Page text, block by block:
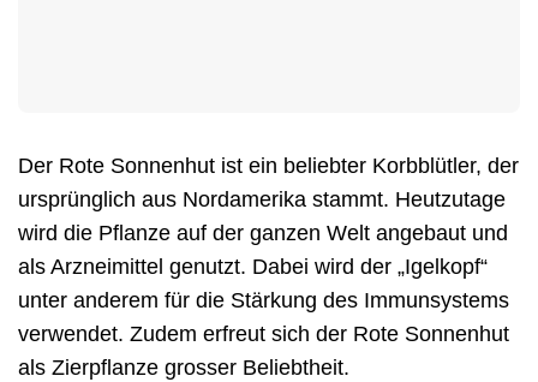
Der Rote Sonnenhut ist ein beliebter Korbblütler, der
ursprünglich aus Nordamerika stammt. Heutzutage
wird die Pflanze auf der ganzen Welt angebaut und
als Arzneimittel genutzt. Dabei wird der „Igelkopf“
unter anderem für die Stärkung des Immunsystems
verwendet. Zudem erfreut sich der Rote Sonnenhut
als Zierpflanze grosser Beliebtheit.